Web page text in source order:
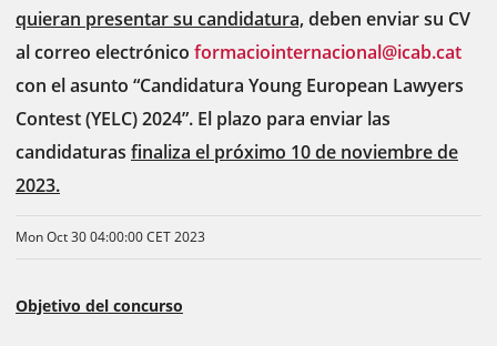
quieran presentar su candidatura, deben enviar su CV
al correo electrónico formaciointernacional@icab.cat
con el asunto “Candidatura Young European Lawyers
Contest (YELC) 2024”. El plazo para enviar las
candidaturas finaliza el próximo 10 de noviembre de
2023.
Mon Oct 30 04:00:00 CET 2023
Objetivo del concurso